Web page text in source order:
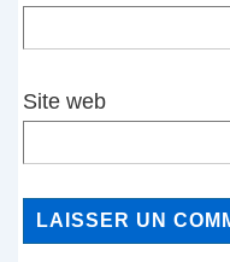
Site web